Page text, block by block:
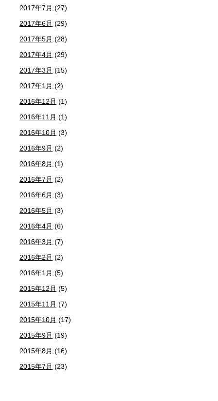
2017年7月 (27)
2017年6月 (29)
2017年5月 (28)
2017年4月 (29)
2017年3月 (15)
2017年1月 (2)
2016年12月 (1)
2016年11月 (1)
2016年10月 (3)
2016年9月 (2)
2016年8月 (1)
2016年7月 (2)
2016年6月 (3)
2016年5月 (3)
2016年4月 (6)
2016年3月 (7)
2016年2月 (2)
2016年1月 (5)
2015年12月 (5)
2015年11月 (7)
2015年10月 (17)
2015年9月 (19)
2015年8月 (16)
2015年7月 (23)